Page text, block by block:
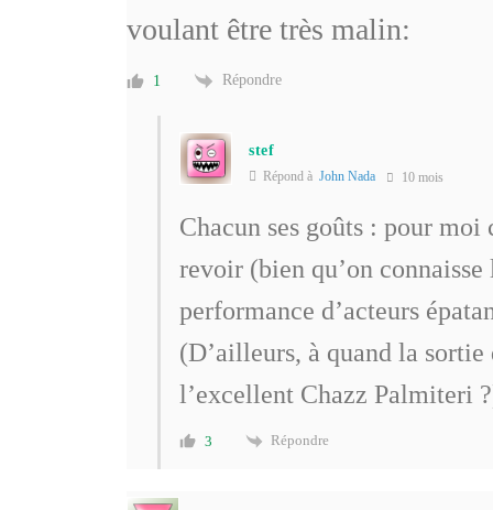
voulant être très malin:
1 Répondre
stef
Répond à John Nada 10 mois
Chacun ses goûts : pour
revoir (bien qu’on
performance d’acteurs
(D’ailleurs, à quand la
l’excellent Chazz Palmiteri
3 Répondre